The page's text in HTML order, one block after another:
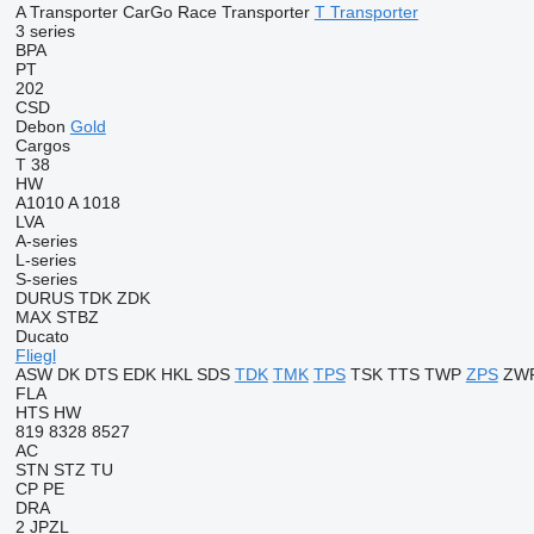
A Transporter CarGo Race Transporter T Transporter
3 series
BPA
PT
202
CSD
Debon Gold
Cargos
T 38
HW
A1010 A 1018
LVA
A-series
L-series
S-series
DURUS TDK ZDK
MAX STBZ
Ducato
Fliegl
ASW DK DTS EDK HKL SDS TDK TMK TPS TSK TTS TWP ZPS
FLA
HTS HW
819 8328 8527
AC
STN STZ TU
CP PE
DRA
2 JPZL